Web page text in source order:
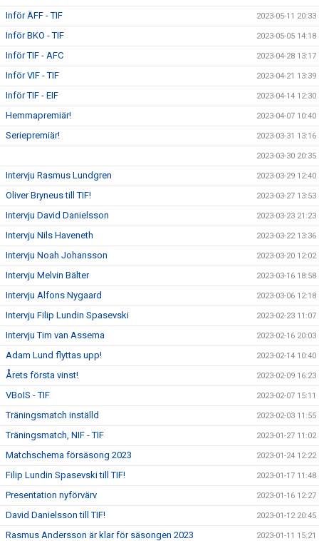
Inför ÄFF - TIF 2023-05-11 20:33
Inför BKO - TIF 2023-05-05 14:18
Inför TIF - AFC 2023-04-28 13:17
Inför VIF - TIF 2023-04-21 13:39
Inför TIF - EIF 2023-04-14 12:30
Hemmapremiär! 2023-04-07 10:40
Seriepremiär! 2023-03-31 13:16
2023-03-30 20:35
Intervju Rasmus Lundgren 2023-03-29 12:40
Oliver Bryneus till TIF! 2023-03-27 13:53
Intervju David Danielsson 2023-03-23 21:23
Intervju Nils Haveneth 2023-03-22 13:36
Intervju Noah Johansson 2023-03-20 12:02
Intervju Melvin Bälter 2023-03-16 18:58
Intervju Alfons Nygaard 2023-03-06 12:18
Intervju Filip Lundin Spasevski 2023-02-23 11:07
Intervju Tim van Assema 2023-02-16 20:03
Adam Lund flyttas upp! 2023-02-14 10:40
Årets första vinst! 2023-02-09 16:23
VBoIS - TIF 2023-02-07 15:11
Träningsmatch inställd 2023-02-03 11:55
Träningsmatch, NIF - TIF 2023-01-27 11:02
Matchschema försäsong 2023 2023-01-24 12:22
Filip Lundin Spasevski till TIF! 2023-01-17 11:48
Presentation nyförvärv 2023-01-16 12:27
David Danielsson till TIF! 2023-01-12 20:45
Rasmus Andersson är klar för säsongen 2023 2023-01-11 15:21